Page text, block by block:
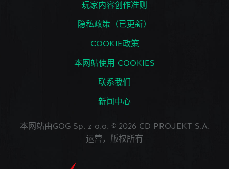
玩家内容创作准则
隐私政策（已更新）
COOKIE政策
本网站使用 COOKIES
联系我们
新闻中心
本网站由GOG Sp. z o.o. © 2026 CD PROJEKT S.A.
运营，版权所有